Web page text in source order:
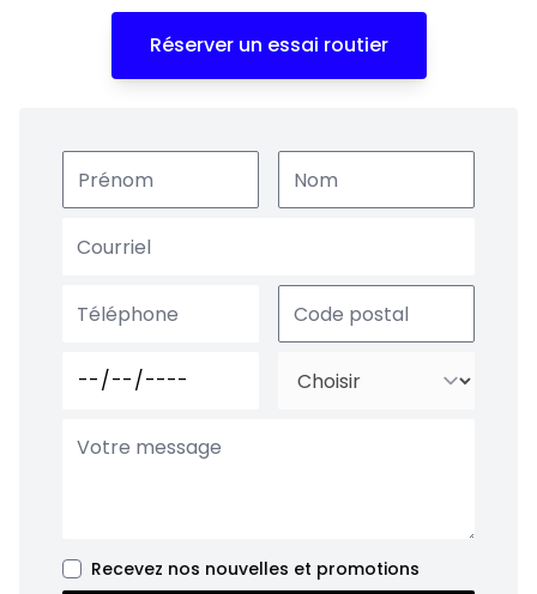
Réserver un essai routier
Recevez nos nouvelles et promotions